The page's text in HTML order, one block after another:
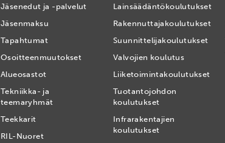
Jäsenedut ja -palvelut
Jäsenmaksu
Tapahtumat
Osoitteenmuutokset
Alueosastot
Tekniikka- ja
teemaryhmät
Teekkarit
RIL-Nuoret
Lainsäädäntökoulutukset
Rakennuttajakoulutukset
Suunnittelijakoulutukset
Valvojien koulutus
Liiketoimintakoulutukset
Tuotantojohdon
koulutukset
Infrarakentajien
koulutukset